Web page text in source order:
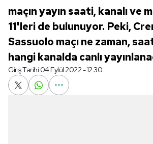
maçın yayın saati, kanalı ve
11'leri de bulunuyor. Peki,
Sassuolo maçı ne zaman,
hangi kanalda canlı
Giriş Tarihi:04 Eylül 2022 - 12:30